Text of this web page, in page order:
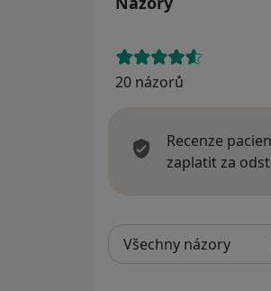
20 názorů
Recenze
zaplatit za